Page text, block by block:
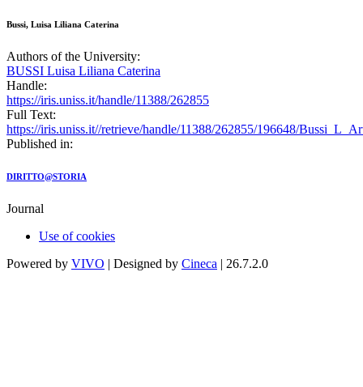
Bussi, Luisa Liliana Caterina
Authors of the University:
BUSSI Luisa Liliana Caterina
Handle:
https://iris.uniss.it/handle/11388/262855
Full Text:
https://iris.uniss.it//retrieve/handle/11388/262855/196648/
Published in:
DIRITTO@STORIA
Journal
Use of cookies
Powered by VIVO | Designed by Cineca | 26.7.2.0